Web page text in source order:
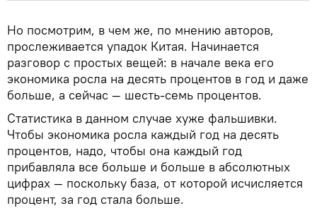
Но посмотрим, в чем же, по мнению авторов,
прослеживается упадок Китая. Начинается
разговор с простых вещей: в начале века его
экономика росла на десять процентов в год и даже
больше, а сейчас — шесть-семь процентов.
Статистика в данном случае хуже фальшивки.
Чтобы экономика росла каждый год на десять
процентов, надо, чтобы она каждый год
прибавляла все больше и больше в абсолютных
цифрах — поскольку база, от которой исчисляется
процент, за год стала больше.